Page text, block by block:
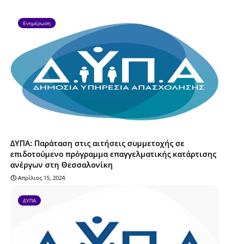
Ενημέρωση
ΔΥΠΑ: Παράταση στις αιτήσεις συμμετοχής σε
επιδοτούμενο πρόγραμμα επαγγελματικής κατάρτισης
ανέργων στη Θεσσαλονίκη
Απρίλιος 15, 2024
ΔΥΠΑ